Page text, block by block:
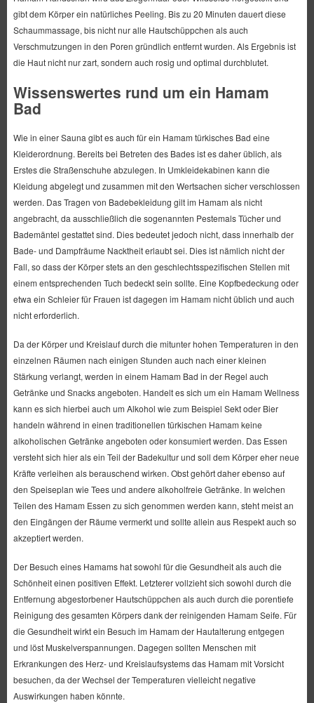
gibt dem Körper ein natürliches Peeling. Bis zu 20 Minuten dauert diese
Schaummassage, bis nicht nur alle Hautschüppchen als auch
Verschmutzungen in den Poren gründlich entfernt wurden. Als Ergebnis ist
die Haut nicht nur zart, sondern auch rosig und optimal durchblutet.
Wissenswertes rund um ein Hamam
Bad
Wie in einer Sauna gibt es auch für ein Hamam türkisches Bad eine
Kleiderordnung. Bereits bei Betreten des Bades ist es daher üblich, als
Erstes die Straßenschuhe abzulegen. In Umkleidekabinen kann die
Kleidung abgelegt und zusammen mit den Wertsachen sicher verschlossen
werden. Das Tragen von Badebekleidung gilt im Hamam als nicht
angebracht, da ausschließlich die sogenannten Pestemals Tücher und
Bademäntel gestattet sind. Dies bedeutet jedoch nicht, dass innerhalb der
Bade- und Dampfräume Nacktheit erlaubt sei. Dies ist nämlich nicht der
Fall, so dass der Körper stets an den geschlechtsspezifischen Stellen mit
einem entsprechenden Tuch bedeckt sein sollte. Eine Kopfbedeckung oder
etwa ein Schleier für Frauen ist dagegen im Hamam nicht üblich und auch
nicht erforderlich.
Da der Körper und Kreislauf durch die mitunter hohen Temperaturen in den
einzelnen Räumen nach einigen Stunden auch nach einer kleinen
Stärkung verlangt, werden in einem Hamam Bad in der Regel auch
Getränke und Snacks angeboten. Handelt es sich um ein Hamam Wellness
kann es sich hierbei auch um Alkohol wie zum Beispiel Sekt oder Bier
handeln während in einen traditionellen türkischen Hamam keine
alkoholischen Getränke angeboten oder konsumiert werden. Das Essen
versteht sich hier als ein Teil der Badekultur und soll dem Körper eher neue
Kräfte verleihen als berauschend wirken. Obst gehört daher ebenso auf
den Speiseplan wie Tees und andere alkoholfreie Getränke. In welchen
Teilen des Hamam Essen zu sich genommen werden kann, steht meist an
den Eingängen der Räume vermerkt und sollte allein aus Respekt auch so
akzeptiert werden.
Der Besuch eines Hamams hat sowohl für die Gesundheit als auch die
Schönheit einen positiven Effekt. Letzterer vollzieht sich sowohl durch die
Entfernung abgestorbener Hautschüppchen als auch durch die porentiefe
Reinigung des gesamten Körpers dank der reinigenden Hamam Seife. Für
die Gesundheit wirkt ein Besuch im Hamam der Hautalterung entgegen
und löst Muskelverspannungen. Dagegen sollten Menschen mit
Erkrankungen des Herz- und Kreislaufsystems das Hamam mit Vorsicht
besuchen, da der Wechsel der Temperaturen vielleicht negative
Auswirkungen haben könnte.